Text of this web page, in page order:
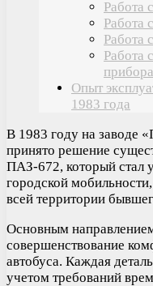
Работа
Работа
Работа
Работа
Опыт
1983 года
В 1983 году на заводе
принято решение
ПАЗ-672, который стал
городской
всей территории
Основным
совершенствование
автобуса. Каждая
учетом требований